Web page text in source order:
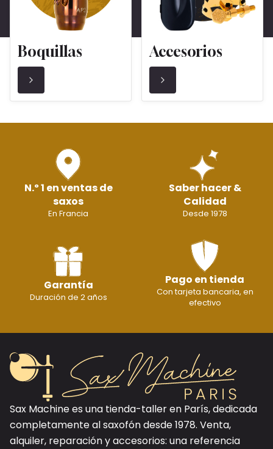
Boquillas Accesorios
N.º 1 en ventas de
saxos
En Francia
Saber hacer &
Calidad
Desde 1978
Garantía
Duración de 2 años
Pago en tienda
Con tarjeta bancaria, en
efectivo
Sax Machine es una tienda-taller en París, dedicada
completamente al saxofón desde 1978. Venta,
alquiler, reparación y accesorios: una referencia